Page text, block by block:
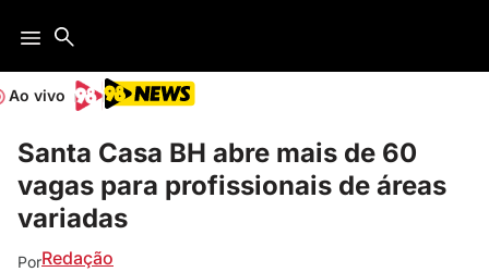
Ao vivo
Santa Casa BH abre mais de 60
vagas para profissionais de áreas
variadas
PorRedação